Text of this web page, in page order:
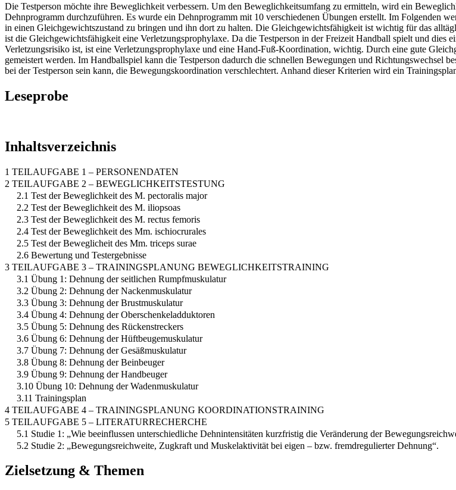
Die Testperson möchte ihre Beweglichkeit verbessern. Um den Beweglichkeitsumfang zu ermitteln, wird ein
Dehnprogramm durchzuführen. Es wurde ein Dehnprogramm mit 10 verschiedenen Übungen erstellt. Im Folgenden
in einen Gleichgewichtszustand zu bringen und ihn dort zu halten. Die Gleichgewichtsfähigkeit ist wichtig für das
ist die Gleichgewichtsfähigkeit eine Verletzungsprophylaxe. Da die Testperson in der Freizeit Handball spielt und dies
Verletzungsrisiko ist, ist eine Verletzungsprophylaxe und eine Hand-Fuß-Koordination, wichtig. Durch eine gute
gemeistert werden. Im Handballspiel kann die Testperson dadurch die schnellen Bewegungen und Richtungswechsel
bei der Testperson sein kann, die Bewegungskoordination verschlechtert. Anhand dieser Kriterien wird ein
Leseprobe
Inhaltsverzeichnis
1 TEILAUFGABE 1 – PERSONENDATEN
2 TEILAUFGABE 2 – BEWEGLICHKEITSTESTUNG
2.1 Test der Beweglichkeit des M. pectoralis major
2.2 Test der Beweglichkeit des M. iliopsoas
2.3 Test der Beweglichkeit des M. rectus femoris
2.4 Test der Beweglichkeit des Mm. ischiocrurales
2.5 Test der Beweglicheit des Mm. triceps surae
2.6 Bewertung und Testergebnisse
3 TEILAUFGABE 3 – TRAININGSPLANUNG BEWEGLICHKEITSTRAINING
3.1 Übung 1: Dehnung der seitlichen Rumpfmuskulatur
3.2 Übung 2: Dehnung der Nackenmuskulatur
3.3 Übung 3: Dehnung der Brustmuskulatur
3.4 Übung 4: Dehnung der Oberschenkeladduktoren
3.5 Übung 5: Dehnung des Rückenstreckers
3.6 Übung 6: Dehnung der Hüftbeugemuskulatur
3.7 Übung 7: Dehnung der Gesäßmuskulatur
3.8 Übung 8: Dehnung der Beinbeuger
3.9 Übung 9: Dehnung der Handbeuger
3.10 Übung 10: Dehnung der Wadenmuskulatur
3.11 Trainingsplan
4 TEILAUFGABE 4 – TRAININGSPLANUNG KOORDINATIONSTRAINING
5 TEILAUFGABE 5 – LITERATURRECHERCHE
5.1 Studie 1: „Wie beeinflussen unterschiedliche Dehnintensitäten kurzfristig die Veränderung der
5.2 Studie 2: „Bewegungsreichweite, Zugkraft und Muskelaktivität bei eigen – bzw. fremdregulierter Dehnung“.
Zielsetzung & Themen